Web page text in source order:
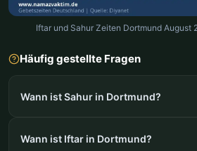
Iftar und Sahur Zeiten Dortmund
Häufig gestellte Fragen
Wann ist Sahur in Dortmund?
Wann ist Iftar in Dortmund?